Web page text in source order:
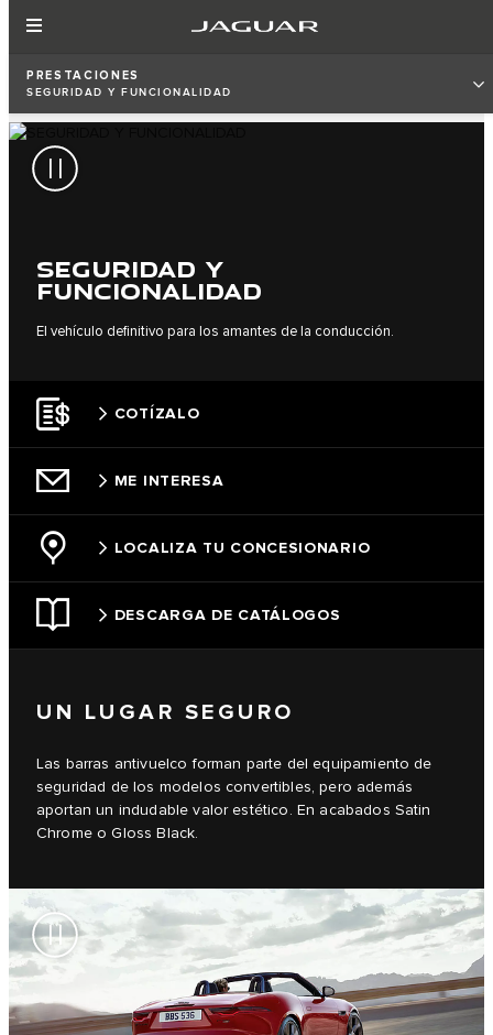
PRESTACIONES
SEGURIDAD Y FUNCIONALIDAD
SEGURIDAD Y
FUNCIONALIDAD
El vehículo definitivo para los amantes de la conducción.
COTÍZALO
ME INTERESA
LOCALIZA TU CONCESIONARIO
DESCARGA DE CATÁLOGOS
UN LUGAR SEGURO
Las barras antivuelco forman parte del equipamiento de
seguridad de los modelos convertibles, pero además
aportan un indudable valor estético. En acabados Satin
Chrome o Gloss Black.